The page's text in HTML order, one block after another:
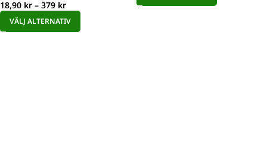
18,90 kr – 379 kr
VÄLJ ALTERNATIV